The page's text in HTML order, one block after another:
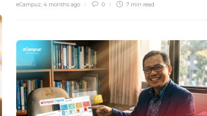
eCampuz, 4 months ago 0 7 min read